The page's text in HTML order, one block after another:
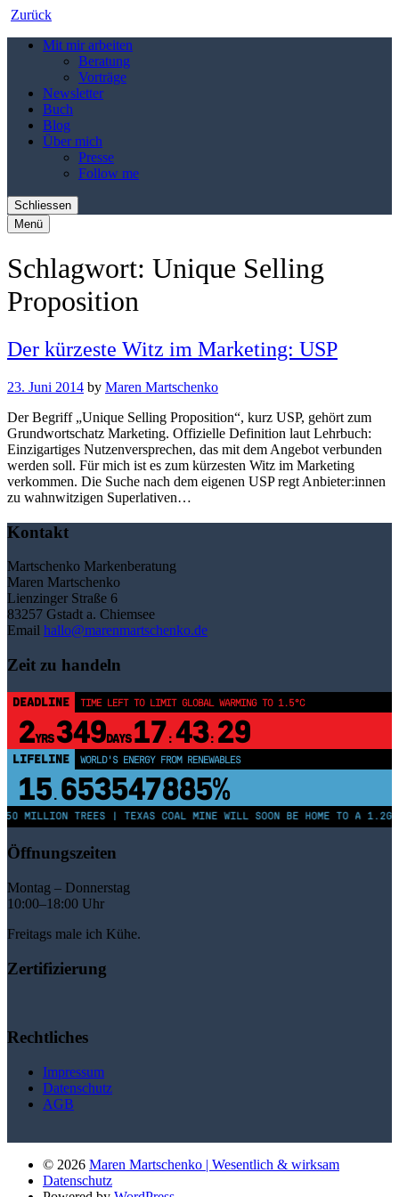
Zurück
Mit mir arbeiten
Beratung
Vorträge
Newsletter
Buch
Blog
Über mich
Presse
Follow me
Schliessen
Menü
Schlagwort: Unique Selling
Proposition
Der kürzeste Witz im Marketing: USP
23. Juni 2014 by Maren Martschenko
Der Begriff „Unique Selling Proposition“, kurz USP, gehört zum
Grundwortschatz Marketing. Offizielle Definition laut Lehrbuch:
Einzigartiges Nutzenversprechen, das mit dem Angebot verbunden
werden soll. Für mich ist es zum kürzesten Witz im Marketing
verkommen. Die Suche nach dem eigenen USP regt Anbieter:innen
zu wahnwitzigen Superlativen…
Kontakt
Martschenko Markenberatung
Maren Martschenko
Lienzinger Straße 6
83257 Gstadt a. Chiemsee
Email hallo@marenmartschenko.de
Zeit zu handeln
DEADLINE TIME LEFT TO LIMIT GLOBAL WARMING TO 1.5°C
2YRS349DAYS 17: 43: 29
LIFELINE WORLD'S ENERGY FROM RENEWABLES
15. 653547890%
MILLION TREES | TEXAS COAL MINE WILL SOON BE HOME TO A
Öffnungszeiten
Montag – Donnerstag
10:00–18:00 Uhr
Freitags male ich Kühe.
Zertifizierung
Rechtliches
Impressum
Datenschutz
AGB
© 2026 Maren Martschenko | Wesentlich & wirksam
Datenschutz